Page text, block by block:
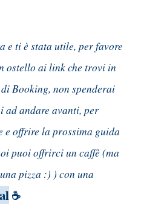
e ti è stata utile, per favore
ostello ai link che trovi in
Booking, non spenderai
ad andare avanti, per
e offrire la prossima guida
puoi offrirci un caffè (ma
pizza :) ) con una
☕